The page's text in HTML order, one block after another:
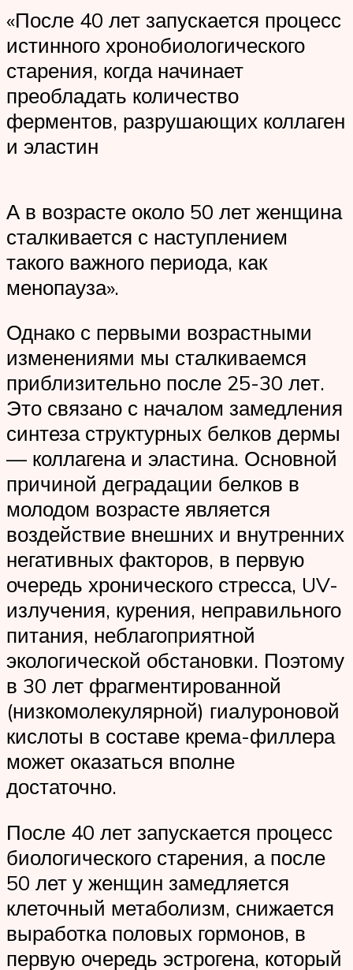
«После 40 лет запускается процесс
истинного хронобиологического
старения, когда начинает
преобладать количество
ферментов, разрушающих коллаген
и эластин
А в возрасте около 50 лет женщина
сталкивается с наступлением
такого важного периода, как
менопауза».
Однако с первыми возрастными
изменениями мы сталкиваемся
приблизительно после 25-30 лет.
Это связано с началом замедления
синтеза структурных белков дермы
— коллагена и эластина. Основной
причиной деградации белков в
молодом возрасте является
воздействие внешних и внутренних
негативных факторов, в первую
очередь хронического стресса, UV-
излучения, курения, неправильного
питания, неблагоприятной
экологической обстановки. Поэтому
в 30 лет фрагментированной
(низкомолекулярной) гиалуроновой
кислоты в составе крема-филлера
может оказаться вполне
достаточно.
После 40 лет запускается процесс
биологического старения, а после
50 лет у женщин замедляется
клеточный метаболизм, снижается
выработка половых гормонов, в
первую очередь эстрогена, который